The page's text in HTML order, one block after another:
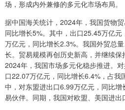
场，形成内外兼修的多元化市场布局。
据中国海关统计，2024年，我国货物
同比增长5%。其中，出口25.45万亿
万亿元，同比增长2.3%。我国外贸总
长。贸易规模再创历史新高，并继续保
2024年，我国市场多元化稳步推进。
口22.07万亿元，同比增长6.4%，占我
中，对东盟进出口6.99万亿元，同比
易伙伴。同期，我国对欧盟、美国进出